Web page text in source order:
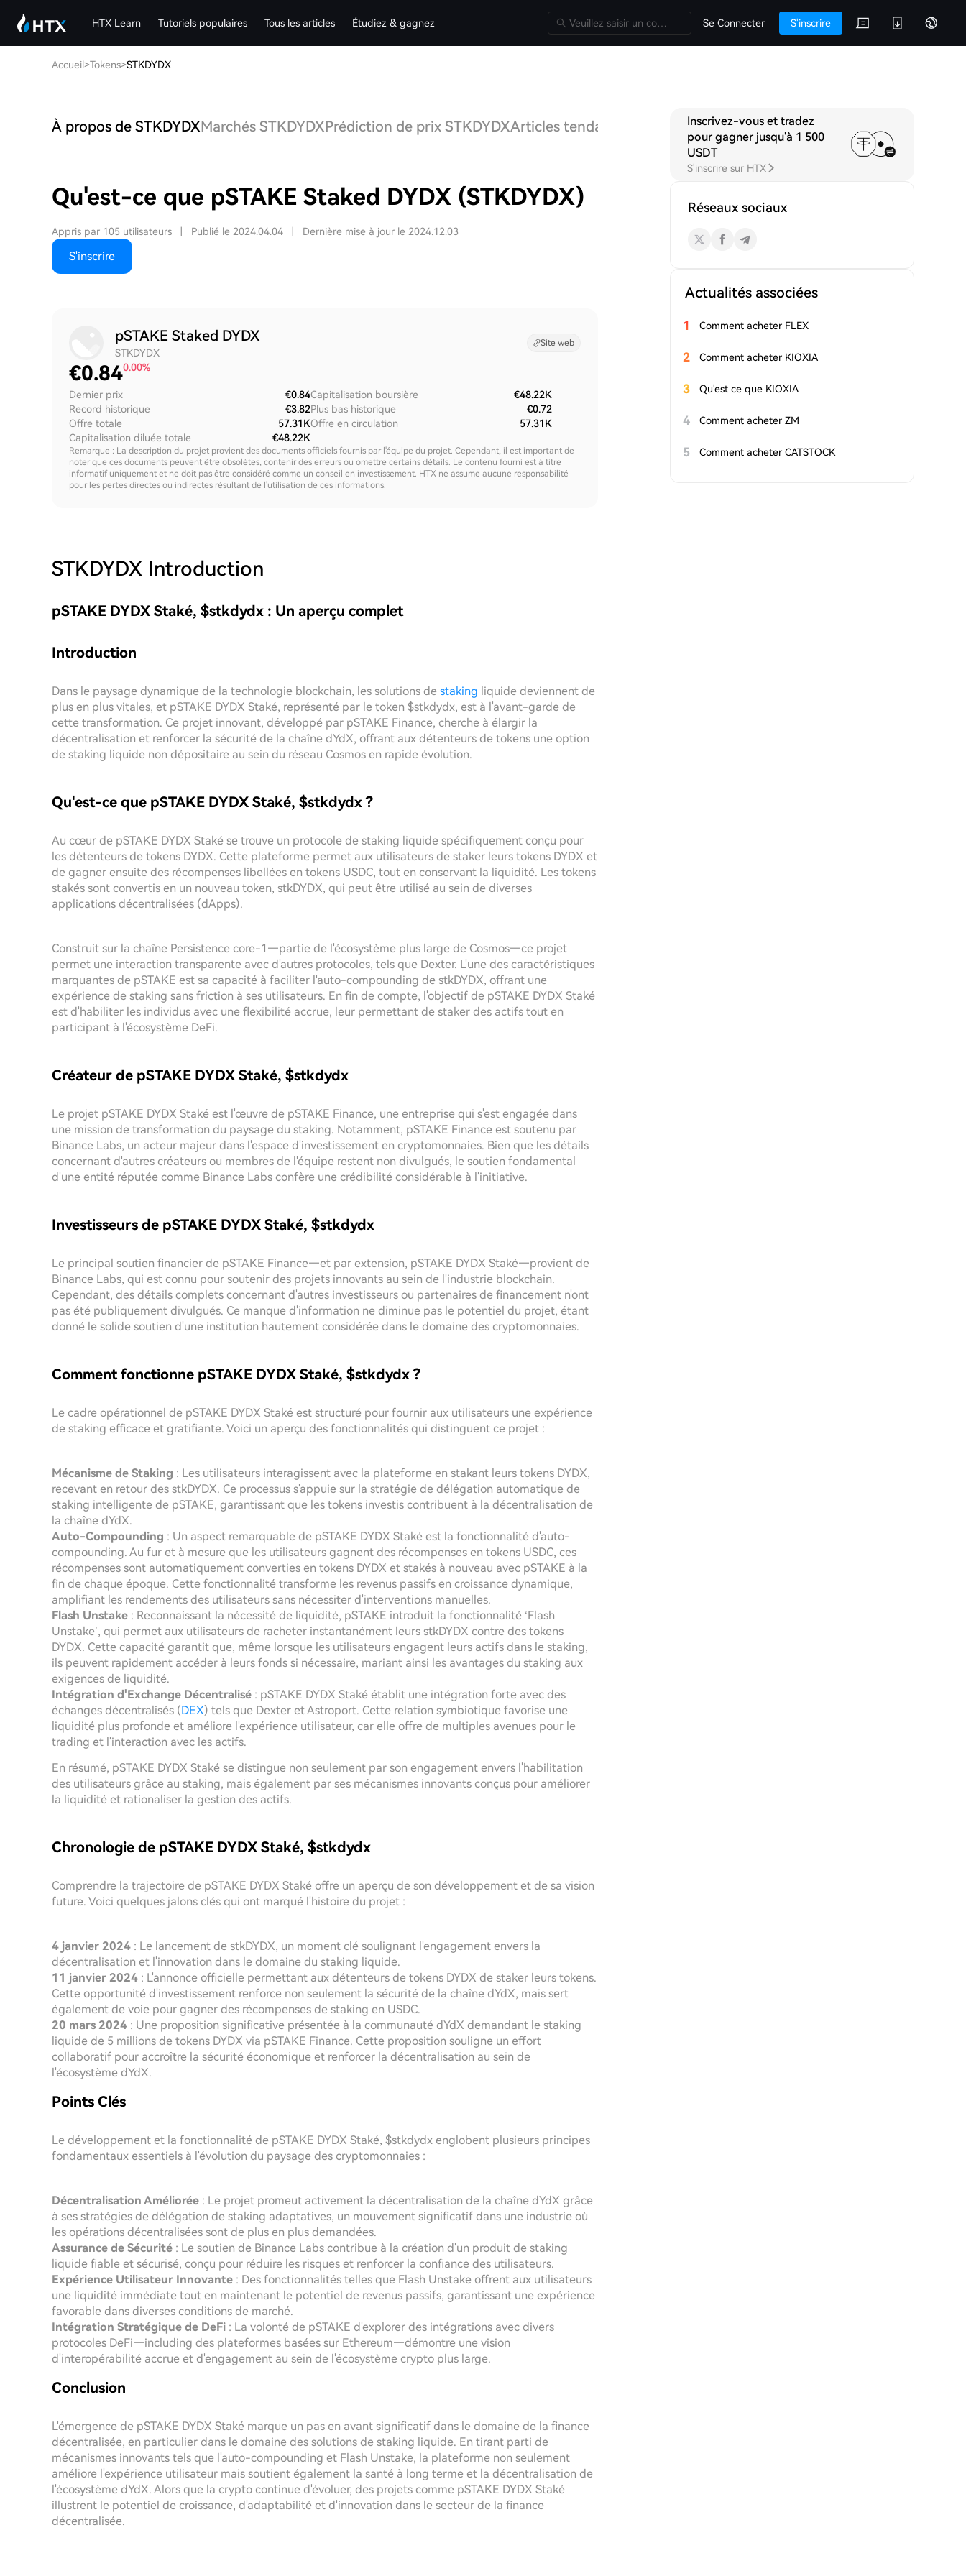
HTX Learn Tutoriels populaires Tous les articles Étudiez & gagnez Se Connecter S'inscrire
Accueil>Tokens>STKDYDX
À propos de STKDYDXMarchés STKDYDXPrédiction de prix STKDYDXArticles tendance STKDYDX Q&ADiscussions
Qu'est-ce que pSTAKE Staked DYDX (STKDYDX)
Appris par 105 utilisateurs Publié le 2024.04.04 Dernière mise à jour le 2024.12.03
S'inscrire
pSTAKE Staked DYDX
STKDYDX
Site web
€0.840.00%
Dernier prix
€0.84
Record historique
€3.82
Offre totale
57.31K
Capitalisation diluée totale
€48.22K
Capitalisation boursière
€48.22K
Plus bas historique
€0.72
Offre en circulation
57.31K
Remarque : La description du projet provient des documents officiels fournis par l'équipe du projet. Cependant, il est important de
noter que ces documents peuvent être obsolètes, contenir des erreurs ou omettre certains détails. Le contenu fourni est à titre
informatif uniquement et ne doit pas être considéré comme un conseil en investissement. HTX ne assume aucune responsabilité
pour les pertes directes ou indirectes résultant de l'utilisation de ces informations.
STKDYDX Introduction
pSTAKE DYDX Staké, $stkdydx : Un aperçu complet
Introduction
Dans le paysage dynamique de la technologie blockchain, les solutions de staking liquide deviennent de
plus en plus vitales, et pSTAKE DYDX Staké, représenté par le token $stkdydx, est à l'avant-garde de
cette transformation. Ce projet innovant, développé par pSTAKE Finance, cherche à élargir la
décentralisation et renforcer la sécurité de la chaîne dYdX, offrant aux détenteurs de tokens une option
de staking liquide non dépositaire au sein du réseau Cosmos en rapide évolution.
Qu'est-ce que pSTAKE DYDX Staké, $stkdydx ?
Au cœur de pSTAKE DYDX Staké se trouve un protocole de staking liquide spécifiquement conçu pour
les détenteurs de tokens DYDX. Cette plateforme permet aux utilisateurs de staker leurs tokens DYDX et
de gagner ensuite des récompenses libellées en tokens USDC, tout en conservant la liquidité. Les tokens
stakés sont convertis en un nouveau token, stkDYDX, qui peut être utilisé au sein de diverses
applications décentralisées (dApps).
Construit sur la chaîne Persistence core-1—partie de l'écosystème plus large de Cosmos—ce projet
permet une interaction transparente avec d'autres protocoles, tels que Dexter. L'une des caractéristiques
marquantes de pSTAKE est sa capacité à faciliter l'auto-compounding de stkDYDX, offrant une
expérience de staking sans friction à ses utilisateurs. En fin de compte, l'objectif de pSTAKE DYDX Staké
est d'habiliter les individus avec une flexibilité accrue, leur permettant de staker des actifs tout en
participant à l'écosystème DeFi.
Créateur de pSTAKE DYDX Staké, $stkdydx
Le projet pSTAKE DYDX Staké est l'œuvre de pSTAKE Finance, une entreprise qui s'est engagée dans
une mission de transformation du paysage du staking. Notamment, pSTAKE Finance est soutenu par
Binance Labs, un acteur majeur dans l'espace d'investissement en cryptomonnaies. Bien que les détails
concernant d'autres créateurs ou membres de l'équipe restent non divulgués, le soutien fondamental
d'une entité réputée comme Binance Labs confère une crédibilité considérable à l'initiative.
Investisseurs de pSTAKE DYDX Staké, $stkdydx
Le principal soutien financier de pSTAKE Finance—et par extension, pSTAKE DYDX Staké—provient de
Binance Labs, qui est connu pour soutenir des projets innovants au sein de l'industrie blockchain.
Cependant, des détails complets concernant d'autres investisseurs ou partenaires de financement n'ont
pas été publiquement divulgués. Ce manque d'information ne diminue pas le potentiel du projet, étant
donné le solide soutien d'une institution hautement considérée dans le domaine des cryptomonnaies.
Comment fonctionne pSTAKE DYDX Staké, $stkdydx ?
Le cadre opérationnel de pSTAKE DYDX Staké est structuré pour fournir aux utilisateurs une expérience
de staking efficace et gratifiante. Voici un aperçu des fonctionnalités qui distinguent ce projet :
Mécanisme de Staking : Les utilisateurs interagissent avec la plateforme en stakant leurs tokens DYDX,
recevant en retour des stkDYDX. Ce processus s'appuie sur la stratégie de délégation automatique de
staking intelligente de pSTAKE, garantissant que les tokens investis contribuent à la décentralisation de
la chaîne dYdX.
Auto-Compounding : Un aspect remarquable de pSTAKE DYDX Staké est la fonctionnalité d'auto-
compounding. Au fur et à mesure que les utilisateurs gagnent des récompenses en tokens USDC, ces
récompenses sont automatiquement converties en tokens DYDX et stakés à nouveau avec pSTAKE à la
fin de chaque époque. Cette fonctionnalité transforme les revenus passifs en croissance dynamique,
amplifiant les rendements des utilisateurs sans nécessiter d'interventions manuelles.
Flash Unstake : Reconnaissant la nécessité de liquidité, pSTAKE introduit la fonctionnalité ‘Flash
Unstake’, qui permet aux utilisateurs de racheter instantanément leurs stkDYDX contre des tokens
DYDX. Cette capacité garantit que, même lorsque les utilisateurs engagent leurs actifs dans le staking,
ils peuvent rapidement accéder à leurs fonds si nécessaire, mariant ainsi les avantages du staking aux
exigences de liquidité.
Intégration d'Exchange Décentralisé : pSTAKE DYDX Staké établit une intégration forte avec des
échanges décentralisés (DEX) tels que Dexter et Astroport. Cette relation symbiotique favorise une
liquidité plus profonde et améliore l'expérience utilisateur, car elle offre de multiples avenues pour le
trading et l'interaction avec les actifs.
En résumé, pSTAKE DYDX Staké se distingue non seulement par son engagement envers l'habilitation
des utilisateurs grâce au staking, mais également par ses mécanismes innovants conçus pour améliorer
la liquidité et rationaliser la gestion des actifs.
Chronologie de pSTAKE DYDX Staké, $stkdydx
Comprendre la trajectoire de pSTAKE DYDX Staké offre un aperçu de son développement et de sa vision
future. Voici quelques jalons clés qui ont marqué l'histoire du projet :
4 janvier 2024 : Le lancement de stkDYDX, un moment clé soulignant l'engagement envers la
décentralisation et l'innovation dans le domaine du staking liquide.
11 janvier 2024 : L'annonce officielle permettant aux détenteurs de tokens DYDX de staker leurs tokens.
Cette opportunité d'investissement renforce non seulement la sécurité de la chaîne dYdX, mais sert
également de voie pour gagner des récompenses de staking en USDC.
20 mars 2024 : Une proposition significative présentée à la communauté dYdX demandant le staking
liquide de 5 millions de tokens DYDX via pSTAKE Finance. Cette proposition souligne un effort
collaboratif pour accroître la sécurité économique et renforcer la décentralisation au sein de
l'écosystème dYdX.
Points Clés
Le développement et la fonctionnalité de pSTAKE DYDX Staké, $stkdydx englobent plusieurs principes
fondamentaux essentiels à l'évolution du paysage des cryptomonnaies :
Décentralisation Améliorée : Le projet promeut activement la décentralisation de la chaîne dYdX grâce
à ses stratégies de délégation de staking adaptatives, un mouvement significatif dans une industrie où
les opérations décentralisées sont de plus en plus demandées.
Assurance de Sécurité : Le soutien de Binance Labs contribue à la création d'un produit de staking
liquide fiable et sécurisé, conçu pour réduire les risques et renforcer la confiance des utilisateurs.
Expérience Utilisateur Innovante : Des fonctionnalités telles que Flash Unstake offrent aux utilisateurs
une liquidité immédiate tout en maintenant le potentiel de revenus passifs, garantissant une expérience
favorable dans diverses conditions de marché.
Intégration Stratégique de DeFi : La volonté de pSTAKE d'explorer des intégrations avec divers
protocoles DeFi—including des plateformes basées sur Ethereum—démontre une vision
d'interopérabilité accrue et d'engagement au sein de l'écosystème crypto plus large.
Conclusion
L'émergence de pSTAKE DYDX Staké marque un pas en avant significatif dans le domaine de la finance
décentralisée, en particulier dans le domaine des solutions de staking liquide. En tirant parti de
mécanismes innovants tels que l'auto-compounding et Flash Unstake, la plateforme non seulement
améliore l'expérience utilisateur mais soutient également la santé à long terme et la décentralisation de
l'écosystème dYdX. Alors que la crypto continue d'évoluer, des projets comme pSTAKE DYDX Staké
illustrent le potentiel de croissance, d'adaptabilité et d'innovation dans le secteur de la finance
décentralisée.
Inscrivez-vous et tradez
pour gagner jusqu'à 1 500
USDT
S'inscrire sur HTX
Réseaux sociaux
Actualités associées
1 Comment acheter FLEX
2 Comment acheter KIOXIA
3 Qu'est ce que KIOXIA
4 Comment acheter ZM
5 Comment acheter CATSTOCK